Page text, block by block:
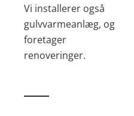
Vi installerer også
gulvvarmeanlæg, og
foretager
renoveringer.